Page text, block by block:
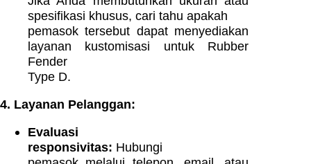
spesifikasi khusus, cari tahu apakah
pemasok tersebut dapat menyediakan
layanan kustomisasi untuk Rubber
Fender
Type D.
4. Layanan Pelanggan:
Evaluasi
responsivitas: Hubungi